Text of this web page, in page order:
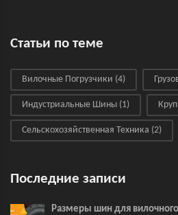
Статьи по теме
Вилочные Погрузчики (4)
Индустриальные Шины (1)
Сельскохозяйственная Техника (2)
Последние записи
Размеры шин для вилочного